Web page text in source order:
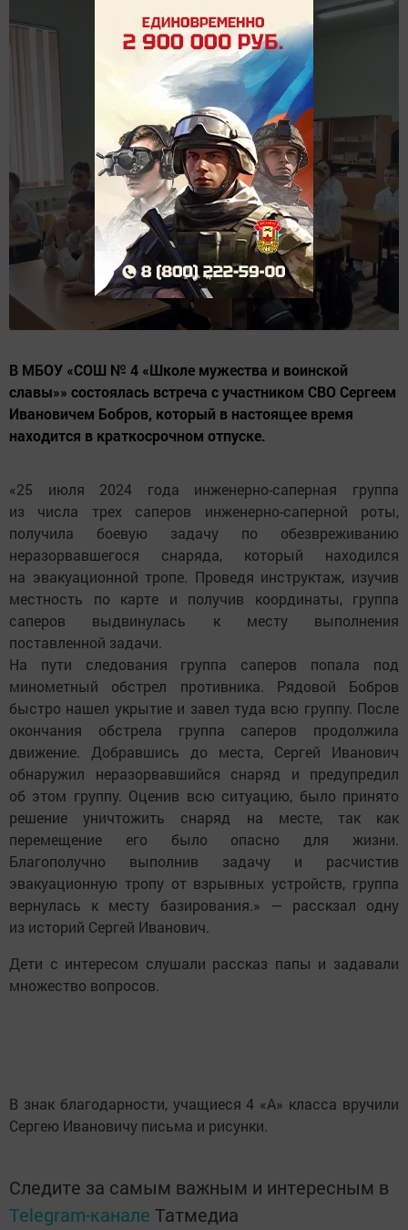
В МБОУ «СОШ № 4 «Школе мужества и воинской
славы»» состоялась встреча с участником СВО Сергеем
Ивановичем Бобров, который в настоящее время
находится в краткосрочном отпуске.
«25 июля 2024 года инженерно-саперная группа
из числа трех саперов инженерно-саперной роты,
получила боевую задачу по обезвреживанию
неразорвавшегося снаряда, который находился
на эвакуационной тропе. Проведя инструктаж, изучив
местность по карте и получив координаты, группа
саперов выдвинулась к месту выполнения
поставленной задачи.
На пути следования группа саперов попала под
минометный обстрел противника. Рядовой Бобров
быстро нашел укрытие и завел туда всю группу. После
окончания обстрела группа саперов продолжила
движение. Добравшись до места, Сергей Иванович
обнаружил неразорвавшийся снаряд и предупредил
об этом группу. Оценив всю ситуацию, было принято
решение уничтожить снаряд на месте, так как
перемещение его было опасно для жизни.
Благополучно выполнив задачу и расчистив
эвакуационную тропу от взрывных устройств, группа
вернулась к месту базирования.» — расскзал одну
из историй Сергей Иванович.
Дети с интересом слушали рассказ папы и задавали
множество вопросов.
В знак благодарности, учащиеся 4 «А» класса вручили
Сергею Ивановичу письма и рисунки.
Следите за самым важным и интересным в
Telegram-канале Татмедиа